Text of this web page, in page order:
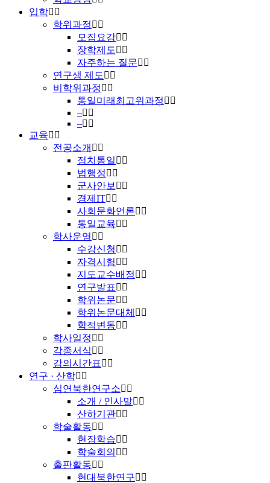
입학
학위과정
모집요강
장학제도
자주하는 질문
연구생 제도
비학위과정
통일미래최고위과정
–
–
교육
전공소개
정치통일
법행정
군사안보
경제IT
사회문화언론
통일교육
학사운영
수강신청
자격시험
지도교수배정
연구발표
학위논문
학위논문대체
학적변동
학사일정
각종서식
강의시간표
연구 · 산학
심연북한연구소
소개 / 인사말
산하기관
학술활동
현장학습
학술회의
출판활동
현대북한연구